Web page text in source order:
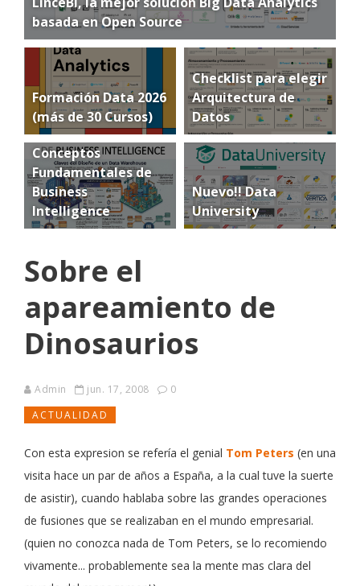
basada en Open Source
Formación Data 2026
(más de 30 Cursos)
Checklist para elegir
Arquitectura de
Datos
Conceptos
Fundamentales de
Business
Intelligence
Nuevo!! Data
University
Sobre el
apareamiento de
Dinosaurios
Admin jun. 17, 2008
0
ACTUALIDAD
Con esta expresion se refería el genial Tom Peters (en una
visita hace un par de años a España, a la cual tuve la suerte
de asistir), cuando hablaba sobre las grandes operaciones
de fusiones que se realizaban en el mundo empresarial.
(quien no conozca nada de Tom Peters, se lo recomiendo
vivamente... probablemente sea la mente mas clara del